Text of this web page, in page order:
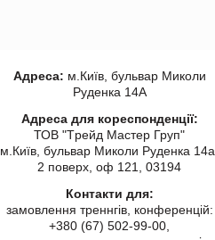
Адреса: м.Київ, бульвар Миколи
Руденка 14А
Адреса для кореспонденції:
ТОВ "Tрейд Мастер Груп"
м.Київ, бульвар Миколи Руденка 14а,
2 поверх, оф 121, 03194
Контакти для:
замовлення треннгів, конференцій:
+380 (67) 502-99-00,